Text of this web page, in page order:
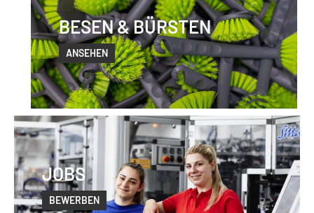
BESEN & BÜRSTEN
ANSEHEN
JOBS
BEWERBEN